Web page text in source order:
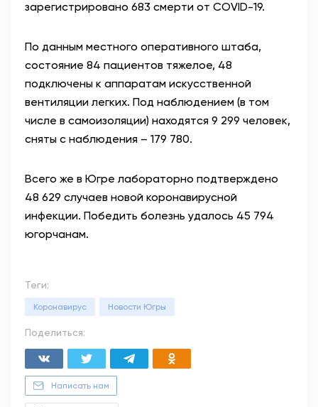
зарегистрировано 683 смерти от COVID-19.
По данным местного оперативного штаба,
состояние 84 пациентов тяжелое, 48
подключены к аппаратам искусственной
вентиляции легких. Под наблюдением (в том
числе в самоизоляции) находятся 9 299 человек,
сняты с наблюдения – 179 780.
Всего же в Югре лабораторно подтверждено
48 629 случаев новой коронавирусной
инфекции. Победить болезнь удалось 45 794
югорчанам.
Теги:
Коронавирус Новости Югры
Поделиться:
Написать нам